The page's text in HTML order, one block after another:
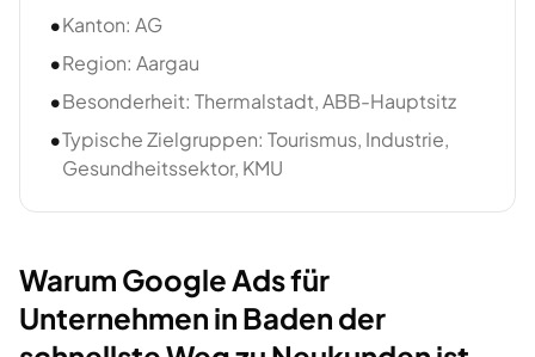
•Kanton: AG
•Region: Aargau
•Besonderheit: Thermalstadt, ABB-Hauptsitz
•Typische Zielgruppen: Tourismus, Industrie,
Gesundheitssektor, KMU
Warum Google Ads für
Unternehmen in Baden der